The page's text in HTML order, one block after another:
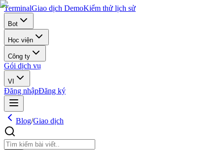
TerminalGiao dịch DemoKiểm thử lịch sử
Bot
Học viện
Công ty
Gói dịch vụ
VI
Đăng nhậpĐăng ký
Blog/Giao dịch